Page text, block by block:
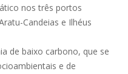
nos três portos
Candeias e Ilhéus
de baixo carbono, que se
e de